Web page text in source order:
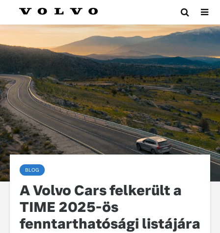
BLOG
A Volvo Cars felkerült a
TIME 2025-ös
fenntarthatósági listájára